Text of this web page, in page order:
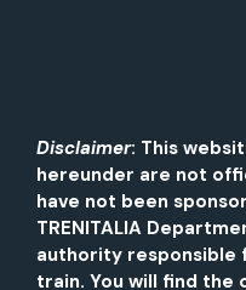
Disclaimer: This
hereunder are not
have not been
TRENITALIA
authority responsible
train. You will find the